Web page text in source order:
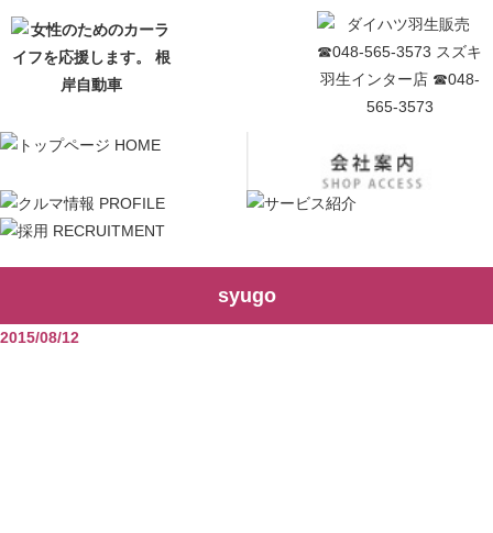
syugo
2015/08/12